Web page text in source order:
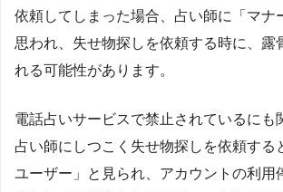
依頼してしまった場合、占い師に「マナ
思われ、失せ物探しを依頼する時に、露
れる可能性があります。
電話占いサービスで禁止されているにも
占い師にしつこく失せ物探しを依頼する
ユーザー」と見られ、アカウントの利用